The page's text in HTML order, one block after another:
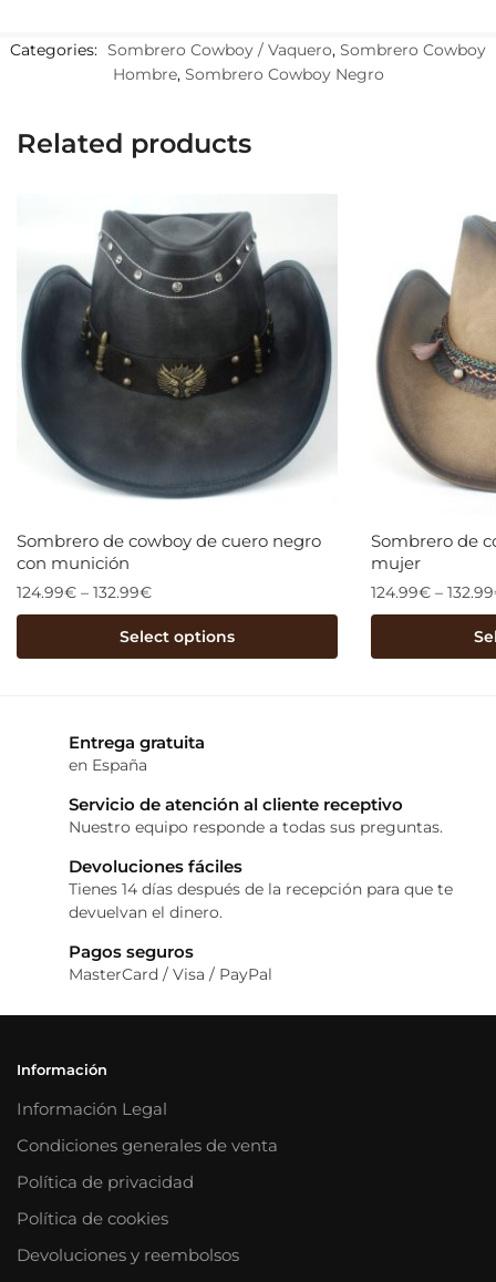
Categories: Sombrero Cowboy / Vaquero, Sombrero Cowboy
Hombre, Sombrero Cowboy Negro
Related products
Sombrero de cowboy de cuero negro
con munición
124.99€ – 132.99€
Select options
Sombrero de
mujer
124.99€ – 132.99
Entrega gratuita
en España
Servicio de atención al cliente receptivo
Nuestro equipo responde a todas sus preguntas.
Devoluciones fáciles
Tienes 14 días después de la recepción para que te
devuelvan el dinero.
Pagos seguros
MasterCard / Visa / PayPal
Información
Información Legal
Condiciones generales de venta
Política de privacidad
Política de cookies
Devoluciones y reembolsos